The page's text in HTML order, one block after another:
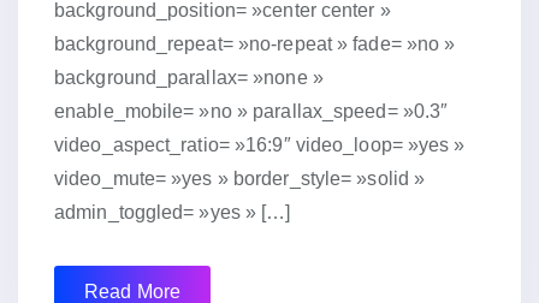
background_position= »center center »
background_repeat= »no-repeat » fade= »no »
background_parallax= »none »
enable_mobile= »no » parallax_speed= »0.3″
video_aspect_ratio= »16:9″ video_loop= »yes »
video_mute= »yes » border_style= »solid »
admin_toggled= »yes » […]
Read More